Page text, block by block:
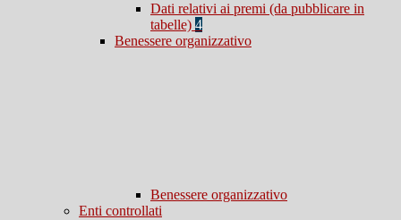
Dati relativi ai premi (da pubblicare in
tabelle) 4
Benessere organizzativo
Benessere organizzativo
Enti controllati